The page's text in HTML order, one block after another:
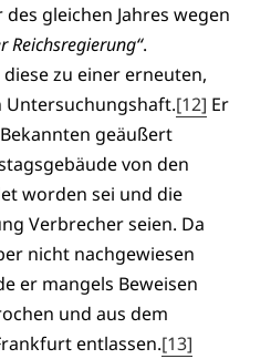
gleichen Jahres wegen
Reichsregierung“.
zu einer erneuten,
Untersuchungshaft.[12] Er
geäußert
von den
worden sei und die
Verbrecher seien. Da
nicht nachgewiesen
er mangels Beweisen
und aus dem
entlassen.[13]